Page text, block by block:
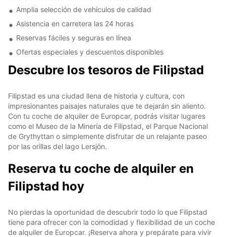
Amplia selección de vehículos de calidad
Asistencia en carretera las 24 horas
Reservas fáciles y seguras en línea
Ofertas especiales y descuentos disponibles
Descubre los tesoros de Filipstad
Filipstad es una ciudad llena de historia y cultura, con
impresionantes paisajes naturales que te dejarán sin aliento.
Con tu coche de alquiler de Europcar, podrás visitar lugares
como el Museo de la Minería de Filipstad, el Parque Nacional
de Grythyttan o simplemente disfrutar de un relajante paseo
por las orillas del lago Lersjön.
Reserva tu coche de alquiler en
Filipstad hoy
No pierdas la oportunidad de descubrir todo lo que Filipstad
tiene para ofrecer con la comodidad y flexibilidad de un coche
de alquiler de Europcar. ¡Reserva ahora y prepárate para vivir